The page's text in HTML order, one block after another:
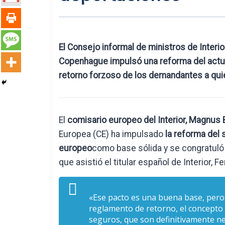
El Consejo informal de ministros de
Copenhague impulsó una reforma del
retorno forzoso de los demandantes a
El comisario europeo del Interior, Magnus
Europea (CE) ha impulsado la reforma del
europeocomo base sólida y se
que asistió el titular español de Interior,
«Ese pacto es una buena base,
reglamento de retorno, el
seguros, que son definitivamente